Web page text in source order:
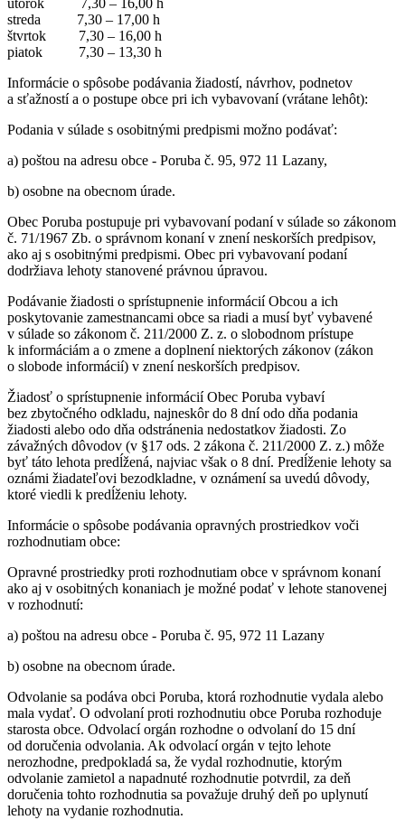
utorok 7,30 – 16,00 h
streda 7,30 – 17,00 h
štvrtok 7,30 – 16,00 h
piatok 7,30 – 13,30 h
Informácie o spôsobe podávania žiadostí, návrhov, podnetov
a sťažností a o postupe obce pri ich vybavovaní (vrátane lehôt):
Podania v súlade s osobitnými predpismi možno podávať:
a) poštou na adresu obce - Poruba č. 95, 972 11 Lazany,
b) osobne na obecnom úrade.
Obec Poruba postupuje pri vybavovaní podaní v súlade so zákonom
č. 71/1967 Zb. o správnom konaní v znení neskorších predpisov,
ako aj s osobitnými predpismi. Obec pri vybavovaní podaní
dodržiava lehoty stanovené právnou úpravou.
Podávanie žiadosti o sprístupnenie informácií Obcou a ich
poskytovanie zamestnancami obce sa riadi a musí byť vybavené
v súlade so zákonom č. 211/2000 Z. z. o slobodnom prístupe
k informáciám a o zmene a doplnení niektorých zákonov (zákon
o slobode informácií) v znení neskorších predpisov.
Žiadosť o sprístupnenie informácií Obec Poruba vybaví
bez zbytočného odkladu, najneskôr do 8 dní odo dňa podania
žiadosti alebo odo dňa odstránenia nedostatkov žiadosti. Zo
závažných dôvodov (v §17 ods. 2 zákona č. 211/2000 Z. z.) môže
byť táto lehota predĺžená, najviac však o 8 dní. Predĺženie lehoty sa
oznámi žiadateľovi bezodkladne, v oznámení sa uvedú dôvody,
ktoré viedli k predĺženiu lehoty.
Informácie o spôsobe podávania opravných prostriedkov voči
rozhodnutiam obce:
Opravné prostriedky proti rozhodnutiam obce v správnom konaní
ako aj v osobitných konaniach je možné podať v lehote stanovenej
v rozhodnutí:
a) poštou na adresu obce - Poruba č. 95, 972 11 Lazany
b) osobne na obecnom úrade.
Odvolanie sa podáva obci Poruba, ktorá rozhodnutie vydala alebo
mala vydať. O odvolaní proti rozhodnutiu obce Poruba rozhoduje
starosta obce. Odvolací orgán rozhodne o odvolaní do 15 dní
od doručenia odvolania. Ak odvolací orgán v tejto lehote
nerozhodne, predpokladá sa, že vydal rozhodnutie, ktorým
odvolanie zamietol a napadnuté rozhodnutie potvrdil, za deň
doručenia tohto rozhodnutia sa považuje druhý deň po uplynutí
lehoty na vydanie rozhodnutia.